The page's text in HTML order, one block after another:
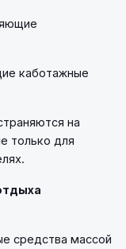
каботажные
на
только для
средства массой